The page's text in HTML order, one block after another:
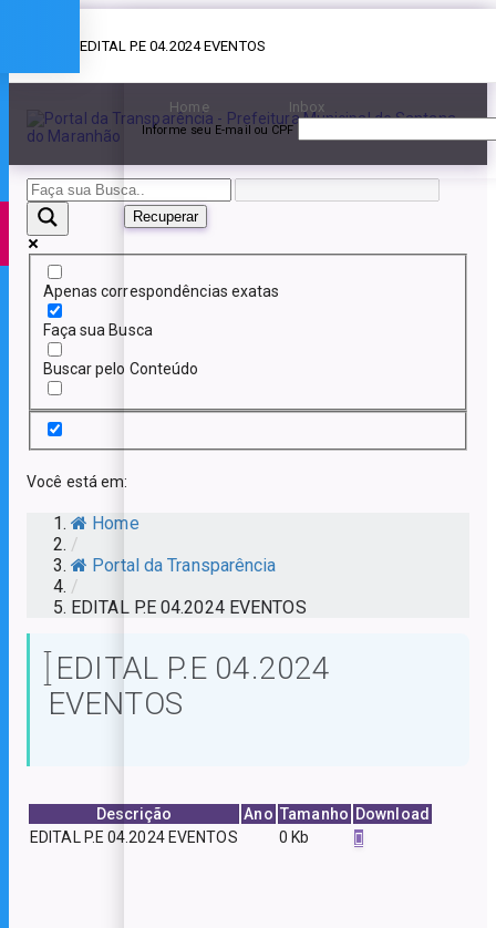
» EDITAL P.E 04.2024 EVENTOS
Apenas correspondências exatas
Faça sua Busca
Buscar pelo Conteúdo
Você está em:
Home
/
Portal da Transparência
/
EDITAL P.E 04.2024 EVENTOS
EDITAL P.E 04.2024
EVENTOS
Descrição Ano Tamanho Download
EDITAL P.E 04.2024 EVENTOS
0 Kb
Home Inbox
Informe seu E-mail ou CPF
Recuperar